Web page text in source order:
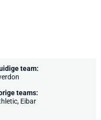
team:
teams:
Eibar